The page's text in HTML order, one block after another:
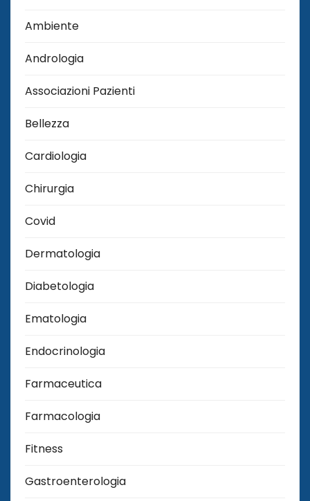
Ambiente
Andrologia
Associazioni Pazienti
Bellezza
Cardiologia
Chirurgia
Covid
Dermatologia
Diabetologia
Ematologia
Endocrinologia
Farmaceutica
Farmacologia
Fitness
Gastroenterologia